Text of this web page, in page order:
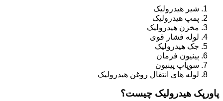
شیر هیدرولیک
پمپ هیدرولیک
مخزن هیدرولیک
لوله فشار قوی
جک هیدرولیک
پینیون فرمان
سوپاپ پینیون
لوله های انتقال روغن هیدرولیک
پاورپک هیدرولیک چیست؟